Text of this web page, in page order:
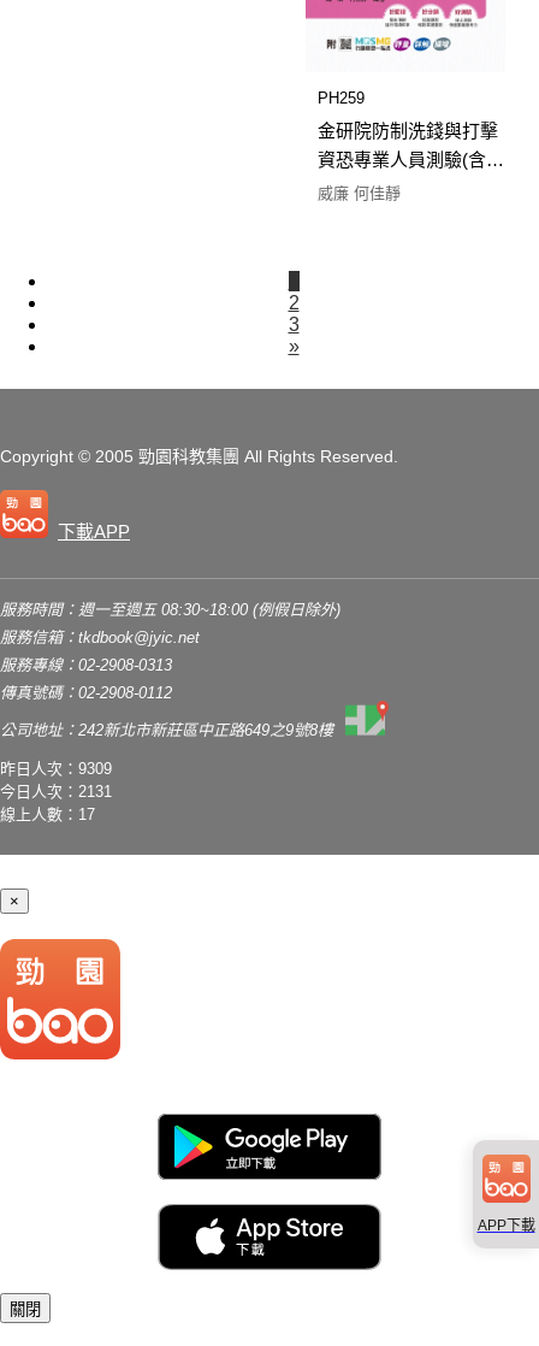
PH259
金研院防制洗錢與打擊
資恐專業人員測驗(含防
制洗錢與打擊資恐法令
威廉 何佳靜
2
3
»
Copyright © 2005 勁園科教集團 All Rights Reserved.
下載APP
服務時間：週一至週五 08:30~18:00 (例假日除外)
服務信箱： tkdbook@jyic.net
服務專線：02-2908-0313
傳真號碼：02-2908-0112
公司地址：242新北市新莊區中正路649之9號8樓
昨日人次：9309
今日人次：2131
線上人數：17
×
關閉
APP下載